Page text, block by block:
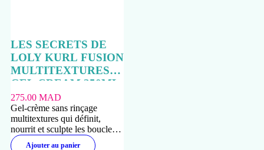
LES SECRETS DE
LOLY KURL FUSION
MULTITEXTURES
GEL CREAM 250ML
275.00 MAD
Gel-crème sans rinçage
multitextures qui définit,
nourrit et sculpte les boucles
sans effet carton.
Ajouter au panier